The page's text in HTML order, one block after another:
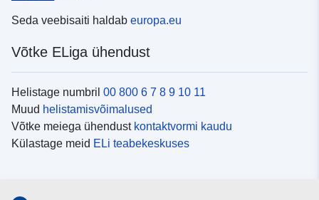
Seda veebisaiti haldab europa.eu
Võtke ELiga ühendust
Helistage numbril 00 800 6 7 8 9 10 11
Muud helistamisvõimalused
Võtke meiega ühendust kontaktvormi kaudu
Külastage meid ELi teabekeskuses